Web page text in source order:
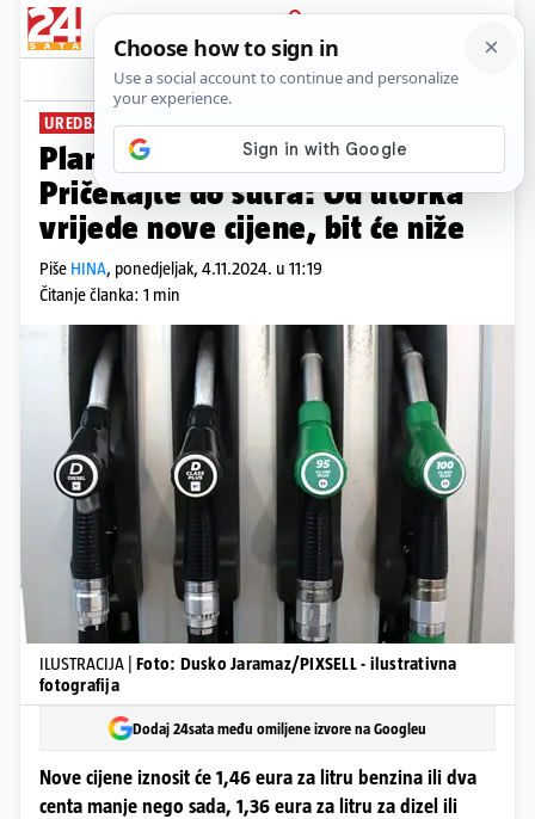
PRIJAVA
News Komentari
UREDBA VLADE
Planirali ste danas točiti gorivo?
Pričekajte do sutra: Od utorka
vrijede nove cijene, bit će niže
Piše HINA, ponedjeljak, 4.11.2024. u 11:19
Čitanje članka: 1 min
ILUSTRACIJA | Foto: Dusko Jaramaz/PIXSELL - ilustrativna
fotografija
Dodaj 24sata među omiljene izvore na Googleu
Nove cijene iznosit će 1,46 eura za litru benzina ili dva
centa manje nego sada, 1,36 eura za litru za dizel ili